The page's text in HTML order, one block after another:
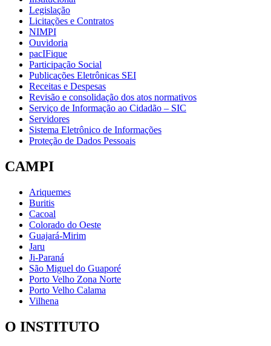
Legislação
Licitações e Contratos
NIMPI
Ouvidoria
pacIFique
Participação Social
Publicações Eletrônicas SEI
Receitas e Despesas
Revisão e consolidação dos atos normativos
Serviço de Informação ao Cidadão – SIC
Servidores
Sistema Eletrônico de Informações
Proteção de Dados Pessoais
CAMPI
Ariquemes
Buritis
Cacoal
Colorado do Oeste
Guajará-Mirim
Jaru
Ji-Paraná
São Miguel do Guaporé
Porto Velho Zona Norte
Porto Velho Calama
Vilhena
O INSTITUTO